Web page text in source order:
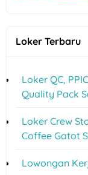
Loker Terbaru
Loker QC,
Quality Pack
Loker Crew
Coffee Gatot
Lowongan